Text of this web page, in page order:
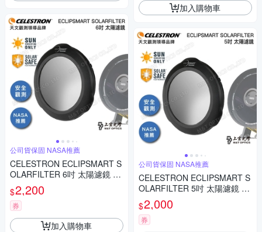
公司貨保固 NASA推薦
CELESTRON ECLIPSMART S
OLARFILTER 6吋 太陽濾鏡 -
上宸光學台灣總代理
$2,200
券
加入購物車
加入購物車
公司貨保固 NASA推薦
CELESTRON ECLIPSMART S
OLARFILTER 5吋 太陽濾鏡 -
上宸光學台灣總代理
$2,000
券